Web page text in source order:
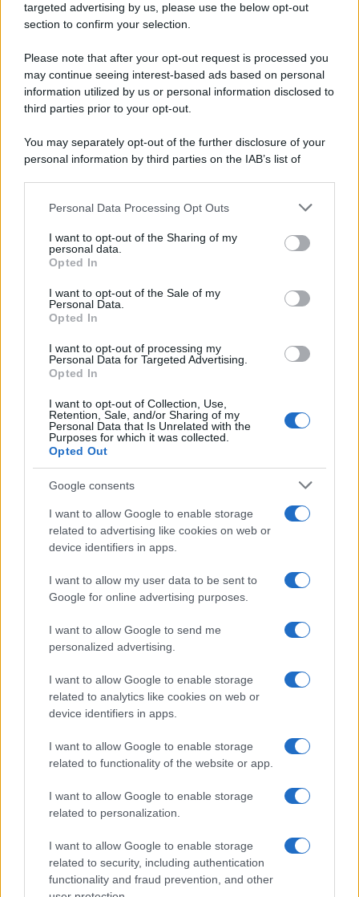
targeted advertising by us, please use the below opt-out
section to confirm your selection.
Please note that after your opt-out request is processed you
may continue seeing interest-based ads based on personal
information utilized by us or personal information disclosed to
third parties prior to your opt-out.
You may separately opt-out of the further disclosure of your
personal information by third parties on the IAB’s list of
This information may also be disclosed by us to third parties
disclose it to other third parties.
Please note that this website/app uses one or more Google
services and may gather and store information including but
not limited to your visit or usage behaviour. You may click to
grant or deny consent to Google and its third-party tags to
consent section.
Personal Data Processing Opt Outs
I want to opt-out of the Sharing of my
personal data.
Opted In
I want to opt-out of the Sale of my
Personal Data.
Opted In
I want to opt-out of processing my
Personal Data for Targeted Advertising.
Opted In
I want to opt-out of Collection, Use,
Retention, Sale, and/or Sharing of my
Personal Data that Is Unrelated with the
Purposes for which it was collected.
Opted Out
Google consents
I want to allow Google to enable storage
related to advertising like cookies on web or
device identifiers in apps.
I want to allow my user data to be sent to
Google for online advertising purposes.
I want to allow Google to send me
personalized advertising.
I want to allow Google to enable storage
related to analytics like cookies on web or
device identifiers in apps.
I want to allow Google to enable storage
related to functionality of the website or app.
I want to allow Google to enable storage
related to personalization.
I want to allow Google to enable storage
related to security, including authentication
functionality and fraud prevention, and other
ITALIA
il report che svela cosa sta cambiando
Lo sapevi che...
“Vinted dei viaggi”: ora puoi acquistare
vacanze già prenotate risparmiando
centinaia di euro
Sagre ed eventi del weekend 7-8-9
agosto 2026
La notte di San Lorenzo quest’anno
potrebbe sorprendere più del previsto
CHI
SIAMO
PARTNERSHIP E
© 2026 - VOLOSCONTATO CONSIGLI E DIARI DI VIAGGIO - P.IVA
INFERIORE N. 3/2026 – REG. N. 1894/2026 ISCRIZIONE AL ROC N.
35792 – ISCRITTA ALL’ANSO (ASSOCIAZIONE NAZIONALE STAMPA
ONLINE)
PRIVACY E NOTIFICHE